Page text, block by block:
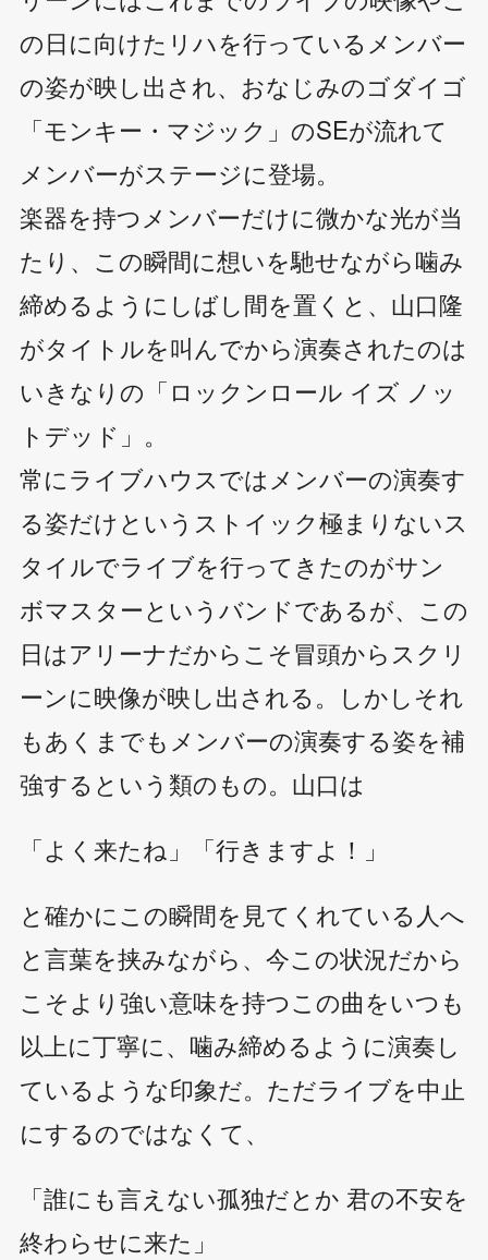
の日に向けたリハを行っているメンバー
の姿が映し出され、おなじみのゴダイゴ
「モンキー・マジック」のSEが流れて
メンバーがステージに登場。
楽器を持つメンバーだけに微かな光が当
たり、この瞬間に想いを馳せながら噛み
締めるようにしばし間を置くと、山口隆
がタイトルを叫んでから演奏されたのは
いきなりの「ロックンロール イズ ノッ
トデッド」。
常にライブハウスではメンバーの演奏す
る姿だけというストイック極まりないス
タイルでライブを行ってきたのがサン
ボマスターというバンドであるが、この
日はアリーナだからこそ冒頭からスクリ
ーンに映像が映し出される。しかしそれ
もあくまでもメンバーの演奏する姿を補
強するという類のもの。山口は
「よく来たね」「行きますよ！」
と確かにこの瞬間を見てくれている人へ
と言葉を挟みながら、今この状況だから
こそより強い意味を持つこの曲をいつも
以上に丁寧に、噛み締めるように演奏し
ているような印象だ。ただライブを中止
にするのではなくて、
「誰にも言えない孤独だとか 君の不安を
終わらせに来た」